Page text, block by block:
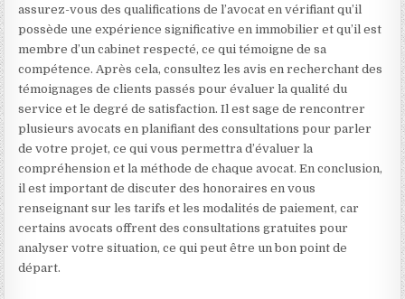
assurez-vous des qualifications de l’avocat en vérifiant qu’il
possède une expérience significative en immobilier et qu’il est
membre d’un cabinet respecté, ce qui témoigne de sa
compétence. Après cela, consultez les avis en recherchant des
témoignages de clients passés pour évaluer la qualité du
service et le degré de satisfaction. Il est sage de rencontrer
plusieurs avocats en planifiant des consultations pour parler
de votre projet, ce qui vous permettra d’évaluer la
compréhension et la méthode de chaque avocat. En conclusion,
il est important de discuter des honoraires en vous
renseignant sur les tarifs et les modalités de paiement, car
certains avocats offrent des consultations gratuites pour
analyser votre situation, ce qui peut être un bon point de
départ.